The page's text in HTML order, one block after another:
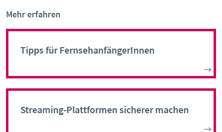
Mehr erfahren
Tipps für FernsehanfängerInnen
Streaming-Plattformen sicherer machen